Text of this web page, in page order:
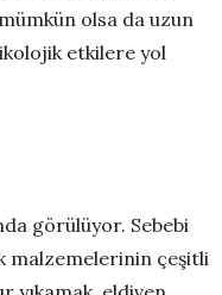
olsa da uzun
etkilere yol
görülüyor. Sebebi
malzemelerinin çeşitli